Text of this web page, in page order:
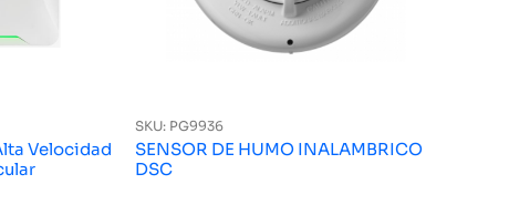
Velocidad
SKU: PG9936
SENSOR DE HUMO INALAMBRICO
DSC